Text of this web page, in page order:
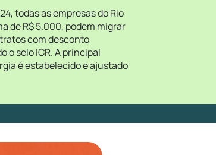
todas as empresas do Rio
de R$ 5.000, podem migrar
com desconto
o selo ICR. A principal
é estabelecido e ajustado